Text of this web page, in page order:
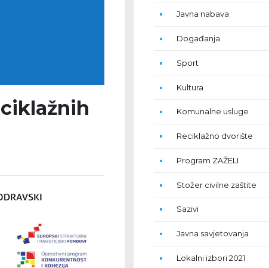
Javna nabava
Događanja
Sport
Kultura
Komunalne usluge
Reciklažno dvorište
Program ZAŽELI
Stožer civilne zaštite
Sazivi
Javna savjetovanja
Lokalni izbori 2021